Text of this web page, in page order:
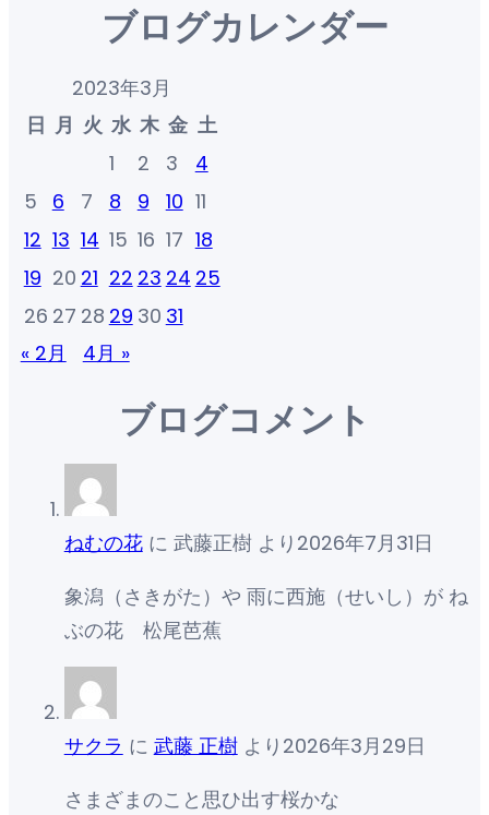
ブログカレンダー
2023年3月
日 月 火 水 木 金 土
1
2 3
4
5
6 7 8 9 10 11
12 13 14 15 16 17 18
19 20 21 22 23 24 25
26 27 28 29 30 31
« 2月
4月 »
ブログコメント
ねむの花に 武藤正樹より 2026年7月31日
象潟（さきがた）や 雨に西施（せいし）が ね
ぶの花 松尾芭蕉
サクラ に 武藤 正樹より 2026年3月29日
さまざまのこと思ひ出す桜かな